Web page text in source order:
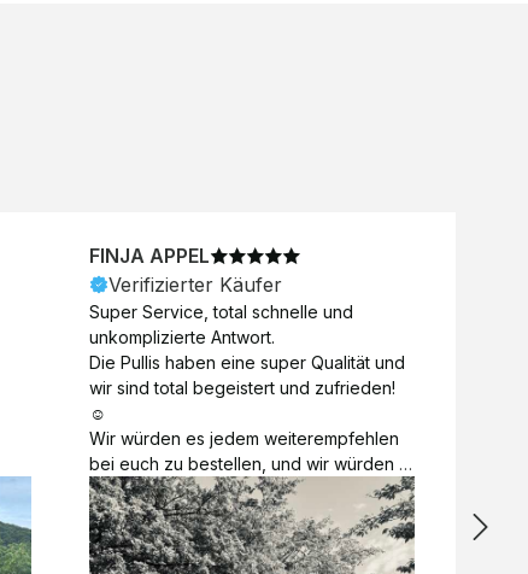
FINJA APPEL
Verifizierter Käufer
Super Service, total schnelle und
unkomplizierte Antwort.
Die Pullis haben eine super Qualität und
wir sind total begeistert und zufrieden!
☺️
Wir würden es jedem weiterempfehlen
bei euch zu bestellen, und wir würden
es auch sofort nochmal tun!
Vielen Dank für alles 😊